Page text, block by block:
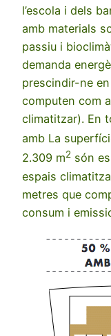
l’escola i dels
amb materials
passiu i
demanda
prescindir-ne
computen com
climatitzar). En
amb La
2.309 m2 són
espais
metres que
consum i